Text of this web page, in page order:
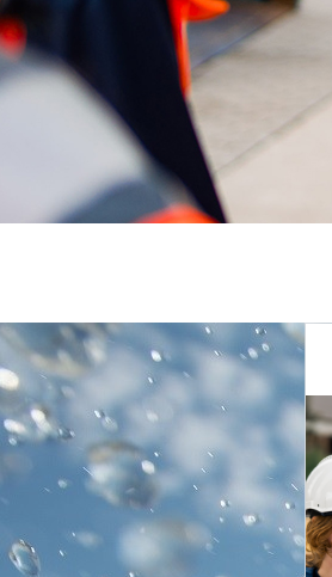
anzeigen/schließen